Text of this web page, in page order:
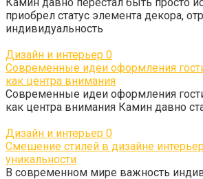
приобрел статус элемента декора,
индивидуальность
Дизайн и интерьер 0
Современные идеи оформления
как центра внимания
Современные идеи оформления
как центра внимания Камин давно
Дизайн и интерьер 0
Смешение стилей в дизайне
уникальности
В современном мире важность